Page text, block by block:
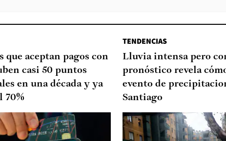
que aceptan pagos con
casi 50 puntos
en una década y ya
70%
TENDENCIAS
Lluvia intensa pero
pronóstico revela
evento de
Santiago